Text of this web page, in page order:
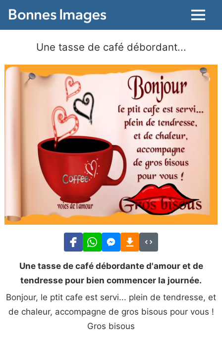
Menu
Une tasse de café débordant...
Une tasse de café débordante d'amour et de
tendresse pour bien commencer la journée.
Bonjour, le ptit cafe est servi... plein de tendresse, et
de chaleur, accompagne de gros bisous pour vous !
Gros bisous